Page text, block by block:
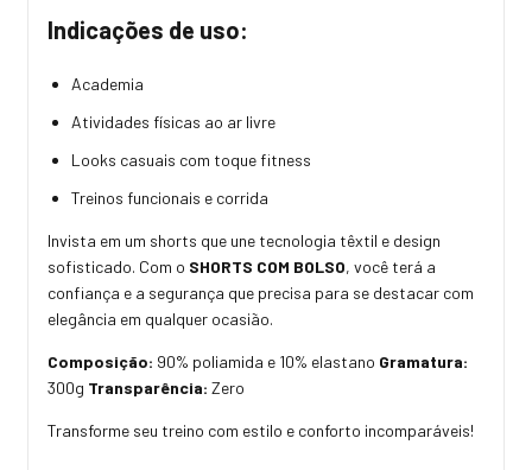
Indicações de uso:
Academia
Atividades físicas ao ar livre
Looks casuais com toque fitness
Treinos funcionais e corrida
Invista em um shorts que une tecnologia têxtil e design
sofisticado. Com o SHORTS COM BOLSO, você terá a
confiança e a segurança que precisa para se destacar com
elegância em qualquer ocasião.
Composição: 90% poliamida e 10% elastano Gramatura:
300g Transparência: Zero
Transforme seu treino com estilo e conforto incomparáveis!